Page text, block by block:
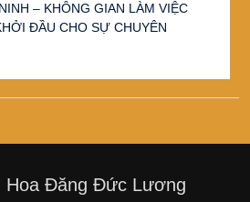
– KHÔNG GIAN LÀM VIỆC
ĐẦU CHO SỰ CHUYÊN
Hoa Đăng Đức Lương